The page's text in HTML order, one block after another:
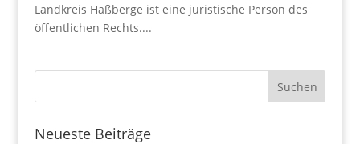
Landkreis Haßberge ist eine juristische Person des
öffentlichen Rechts....
Neueste Beiträge